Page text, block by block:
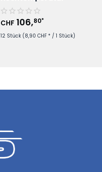
Schmierstoff - 400ml
Spraydose
CHF 106,80*
12 Stück (8,90 CHF * / 1 Stück)